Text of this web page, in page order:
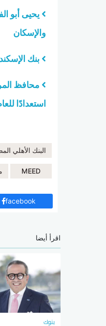
يحيى أبو
والإسكان
بنك
محافظ
استعدادًا
البنك الأهلي
MEED
facebook
اقرأ أيضا
بنوك